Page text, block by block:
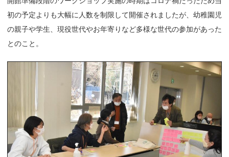
初の予定よりも大幅に人数を制限して開催されましたが、幼稚園児
の親子や学生、現役世代やお年寄りなど多様な世代の参加があった
とのこと。